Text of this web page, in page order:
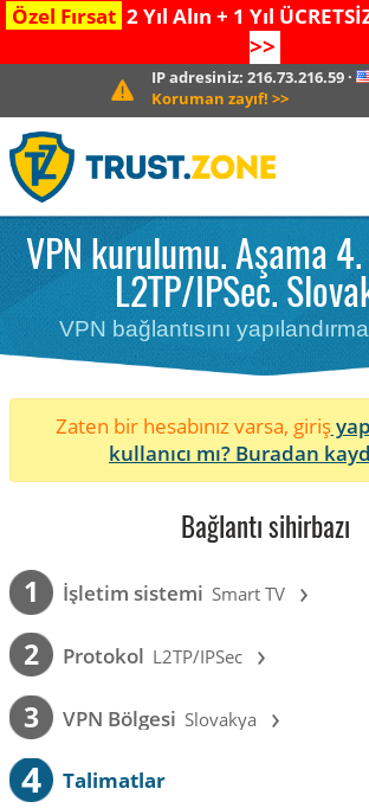
Özel Fırsat 2 Yıl Alın + 1 Yıl
>>
IP adresiniz: 216.73.216.59·
Koruman zayıf! >>
VPN kurulumu. Aşama
L2TP/IPSec.
VPN bağlantısını
Zaten bir hesabınız varsa, giriş
kullanıcı mı? Buradan
Bağlantı sihirbazı
1 İşletim sistemi Smart TV ›
2 Protokol L2TP/IPSec ›
3 VPN Bölgesi Slovakya ›
4 Talimatlar